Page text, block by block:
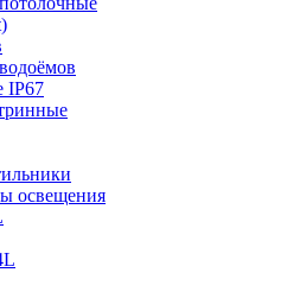
IP67
освещения